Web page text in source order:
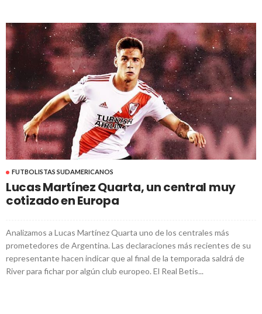
FUTBOLISTAS SUDAMERICANOS
Lucas Martínez Quarta, un central muy
cotizado en Europa
Analizamos a Lucas Martínez Quarta uno de los centrales más
prometedores de Argentina. Las declaraciones más recientes de su
representante hacen indicar que al final de la temporada saldrá de
River para fichar por algún club europeo. El Real Betis...